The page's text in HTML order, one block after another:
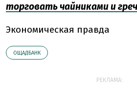
торговать чайниками и
Экономическая правда
ОЩАДБАНК
РЕКЛАМА: